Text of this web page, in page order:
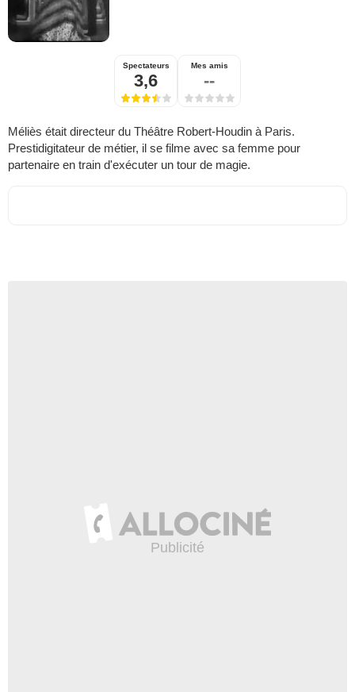
Spectateurs
3,6
Mes amis
--
Méliès était directeur du Théâtre Robert-Houdin à Paris.
Prestidigitateur de métier, il se filme avec sa femme pour
partenaire en train d'exécuter un tour de magie.